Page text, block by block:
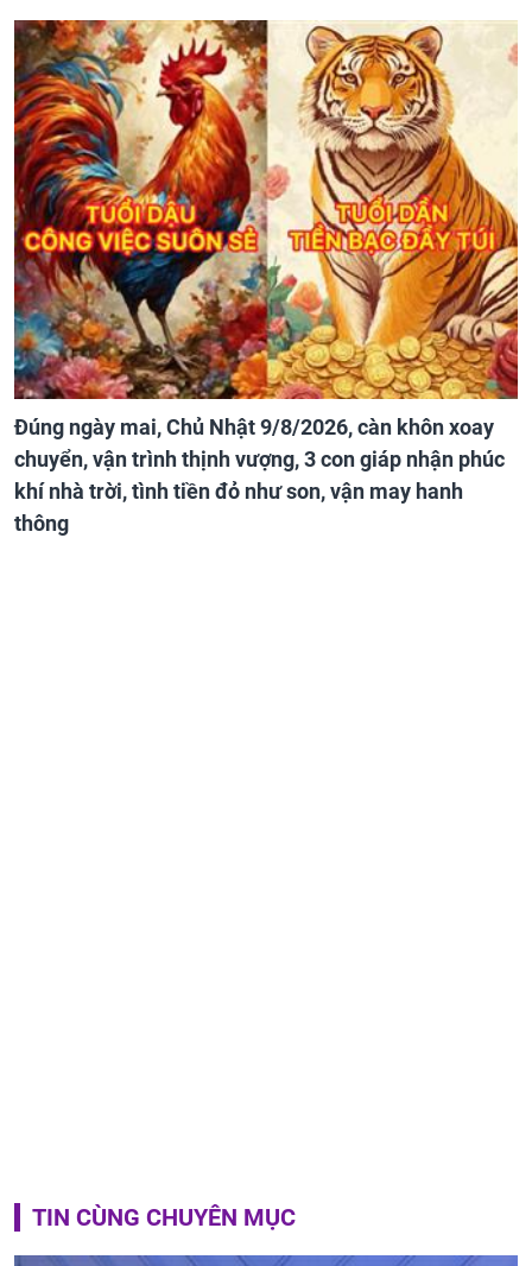
Đúng ngày mai, Chủ Nhật 9/8/2026, càn khôn xoay
chuyển, vận trình thịnh vượng, 3 con giáp nhận phúc
khí nhà trời, tình tiền đỏ như son, vận may hanh
thông
TIN CÙNG CHUYÊN MỤC